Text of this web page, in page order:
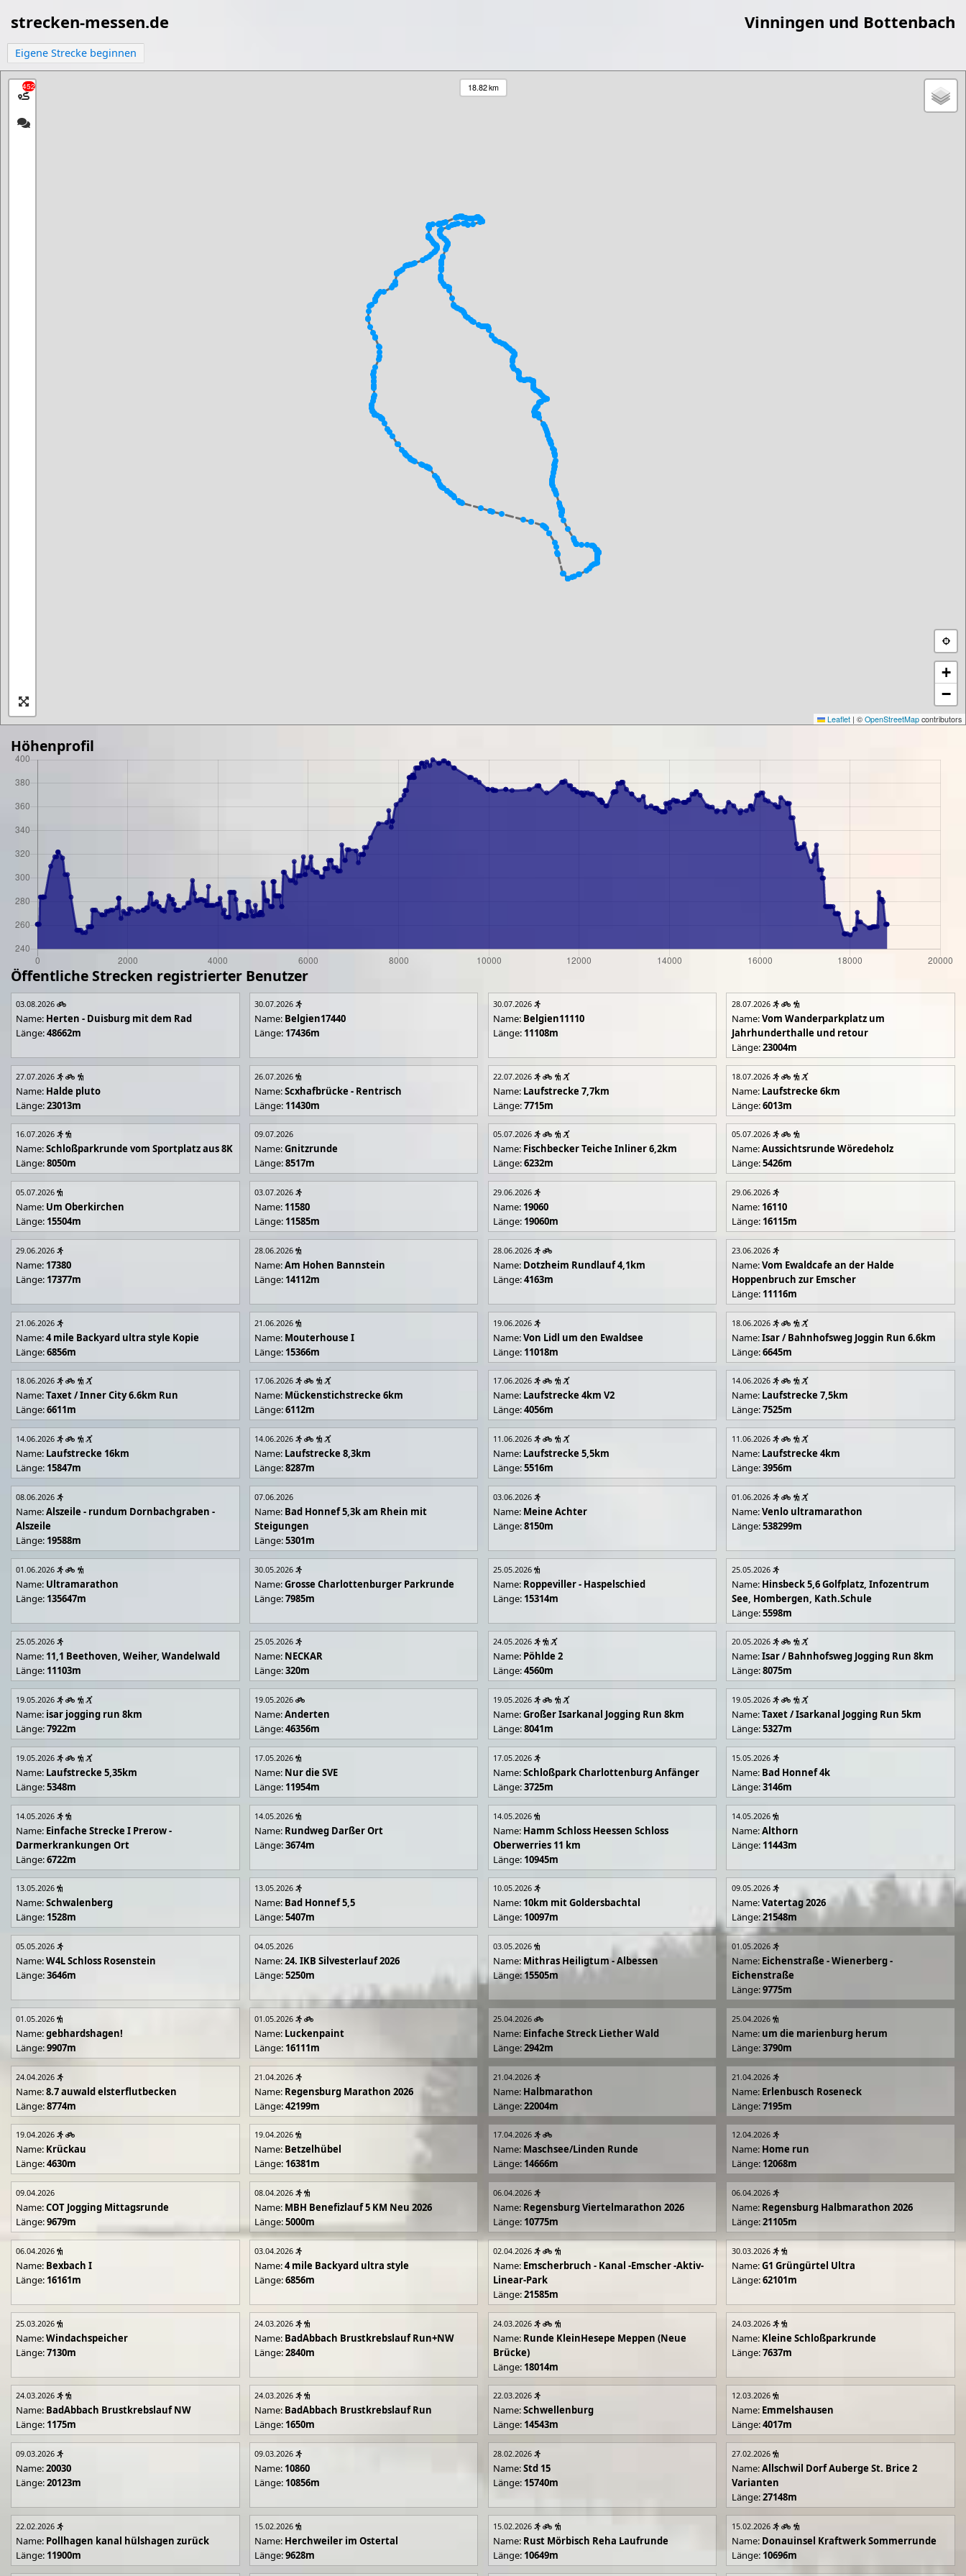
strecken-messen.de Vinningen und Bottenbach
Eigene Strecke beginnen
452 18.82 km
+
−
Leaflet | © OpenStreetMap contributors
Höhenprofil
Öffentliche Strecken registrierter Benutzer
03.08.2026
Name: Herten - Duisburg mit dem Rad
Länge:48662m
30.07.2026
Name: Belgien17440
Länge: 17436m
30.07.2026
Name: Belgien11110
Länge: 11108m
28.07.2026
Name:Vom Wanderparkplatz um
Jahrhunderthalle und retour
Länge:23004m
27.07.2026
Name: Halde pluto
Länge:23013m
26.07.2026
Name:Scxhafbrücke - Rentrisch
Länge: 11430m
22.07.2026
Name: Laufstrecke 7,7km
Länge:7715m
18.07.2026
Name: Laufstrecke 6km
Länge:6013m
16.07.2026
Name:Schloßparkrunde vom Sportplatz aus 8K
Länge:8050m
09.07.2026
Name:Gnitzrunde
Länge:8517m
05.07.2026
Name: Fischbecker Teiche Inliner 6,2km
Länge:6232m
05.07.2026
Name:Aussichtsrunde Wöredeholz
Länge:5426m
05.07.2026
Name: Um Oberkirchen
Länge: 15504m
03.07.2026
Name: 11580
Länge: 11585m
29.06.2026
Name: 19060
Länge: 19060m
29.06.2026
Name: 16110
Länge: 16115m
29.06.2026
Name: 17380
Länge: 17377m
28.06.2026
Name:Am Hohen Bannstein
Länge: 14112m
28.06.2026
Name: Dotzheim Rundlauf 4,1km
Länge:4163m
23.06.2026
Name:Vom Ewaldcafe an der Halde
Hoppenbruch zur Emscher
Länge: 11116m
21.06.2026
Name:4 mile Backyard ultra style Kopie
Länge:6856m
21.06.2026
Name: Mouterhouse I
Länge: 15366m
19.06.2026
Name:Von Lidl um den Ewaldsee
Länge: 11018m
18.06.2026
Name:Isar / Bahnhofsweg Joggin Run 6.6km
Länge:6645m
18.06.2026
Name:Taxet / Inner City 6.6km Run
Länge:6611m
17.06.2026
Name: Mückenstichstrecke 6km
Länge:6112m
17.06.2026
Name: Laufstrecke 4km V2
Länge:4056m
14.06.2026
Name: Laufstrecke 7,5km
Länge:7525m
14.06.2026
Name: Laufstrecke 16km
Länge: 15847m
14.06.2026
Name: Laufstrecke 8,3km
Länge:8287m
11.06.2026
Name: Laufstrecke 5,5km
Länge:5516m
11.06.2026
Name: Laufstrecke 4km
Länge:3956m
08.06.2026
Name:Alszeile - rundum Dornbachgraben -
Alszeile
Länge: 19588m
07.06.2026
Name: Bad Honnef 5,3k am Rhein mit
Steigungen
Länge:5301m
03.06.2026
Name: Meine Achter
Länge:8150m
01.06.2026
Name:Venlo ultramarathon
Länge:538299m
01.06.2026
Name: Ultramarathon
Länge: 135647m
30.05.2026
Name:Grosse Charlottenburger Parkrunde
Länge:7985m
25.05.2026
Name: Roppeviller - Haspelschied
Länge: 15314m
25.05.2026
Name: Hinsbeck 5,6 Golfplatz, Infozentrum
See, Hombergen, Kath.Schule
Länge:5598m
25.05.2026
Name: 11,1 Beethoven, Weiher, Wandelwald
Länge: 11103m
25.05.2026
Name: NECKAR
Länge:320m
24.05.2026
Name: Pöhlde 2
Länge:4560m
20.05.2026
Name:Isar / Bahnhofsweg Jogging Run 8km
Länge:8075m
19.05.2026
Name: isar jogging run 8km
Länge:7922m
19.05.2026
Name:Anderten
Länge:46356m
19.05.2026
Name:Großer Isarkanal Jogging Run 8km
Länge:8041m
19.05.2026
Name:Taxet / Isarkanal Jogging Run 5km
Länge:5327m
19.05.2026
Name: Laufstrecke 5,35km
Länge:5348m
17.05.2026
Name: Nur die SVE
Länge: 11954m
17.05.2026
Name:Schloßpark Charlottenburg Anfänger
Länge:3725m
15.05.2026
Name: Bad Honnef 4k
Länge:3146m
14.05.2026
Name: Einfache Strecke I Prerow -
Darmerkrankungen Ort
Länge:6722m
14.05.2026
Name: Rundweg Darßer Ort
Länge:3674m
14.05.2026
Name: Hamm Schloss Heessen Schloss
Oberwerries 11 km
Länge: 10945m
14.05.2026
Name:Althorn
Länge: 11443m
13.05.2026
Name:Schwalenberg
Länge: 1528m
13.05.2026
Name: Bad Honnef 5,5
Länge:5407m
10.05.2026
Name: 10km mit Goldersbachtal
Länge: 10097m
09.05.2026
Name:Vatertag 2026
Länge:21548m
05.05.2026
Name:W4L Schloss Rosenstein
Länge:3646m
04.05.2026
Name:24. IKB Silvesterlauf 2026
Länge:5250m
03.05.2026
Name: Mithras Heiligtum - Albessen
Länge:15505m
01.05.2026
Name: Eichenstraße - Wienerberg -
Eichenstraße
Länge:9775m
01.05.2026
Name:gebhardshagen!
Länge:9907m
01.05.2026
Name: Luckenpaint
Länge: 16111m
25.04.2026
Name: Einfache Streck Liether Wald
Länge:2942m
25.04.2026
Name: um die marienburg herum
Länge:3790m
24.04.2026
Name:8.7 auwald elsterflutbecken
Länge:8774m
21.04.2026
Name: Regensburg Marathon 2026
Länge:42199m
21.04.2026
Name: Halbmarathon
Länge:22004m
21.04.2026
Name: Erlenbusch Roseneck
Länge:7195m
19.04.2026
Name: Krückau
Länge:4630m
19.04.2026
Name: Betzelhübel
Länge: 16381m
17.04.2026
Name: Maschsee/Linden Runde
Länge: 14666m
12.04.2026
Name: Home run
Länge: 12068m
09.04.2026
Name:COT Jogging Mittagsrunde
Länge:9679m
08.04.2026
Name: MBH Benefizlauf 5 KM Neu 2026
Länge:5000m
06.04.2026
Name: Regensburg Viertelmarathon 2026
Länge: 10775m
06.04.2026
Name: Regensburg Halbmarathon 2026
Länge:21105m
06.04.2026
Name: Bexbach I
Länge: 16161m
03.04.2026
Name:4 mile Backyard ultra style
Länge:6856m
02.04.2026
Name: Emscherbruch - Kanal -Emscher -Aktiv-
Linear-Park
Länge:21585m
30.03.2026
Name:G1 Grüngürtel Ultra
Länge:62101m
25.03.2026
Name:Windachspeicher
Länge:7130m
24.03.2026
Name: BadAbbach Brustkrebslauf Run+NW
Länge:2840m
24.03.2026
Name: Runde KleinHesepe Meppen (Neue
Brücke)
Länge: 18014m
24.03.2026
Name: Kleine Schloßparkrunde
Länge:7637m
24.03.2026
Name: BadAbbach Brustkrebslauf NW
Länge: 1175m
24.03.2026
Name: BadAbbach Brustkrebslauf Run
Länge: 1650m
22.03.2026
Name:Schwellenburg
Länge: 14543m
12.03.2026
Name: Emmelshausen
Länge:4017m
09.03.2026
Name:20030
Länge:20123m
09.03.2026
Name: 10860
Länge: 10856m
28.02.2026
Name:Std 15
Länge: 15740m
27.02.2026
Name:Allschwil Dorf Auberge St. Brice 2
Varianten
Länge:27148m
22.02.2026
Name: Pollhagen kanal hülshagen zurück
Länge: 11900m
15.02.2026
Name: Herchweiler im Ostertal
Länge:9628m
15.02.2026
Name: Rust Mörbisch Reha Laufrunde
Länge: 10649m
15.02.2026
Name: Donauinsel Kraftwerk Sommerrunde
Länge: 10696m